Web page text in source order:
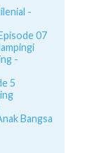
-
07
-
5
Bangsa